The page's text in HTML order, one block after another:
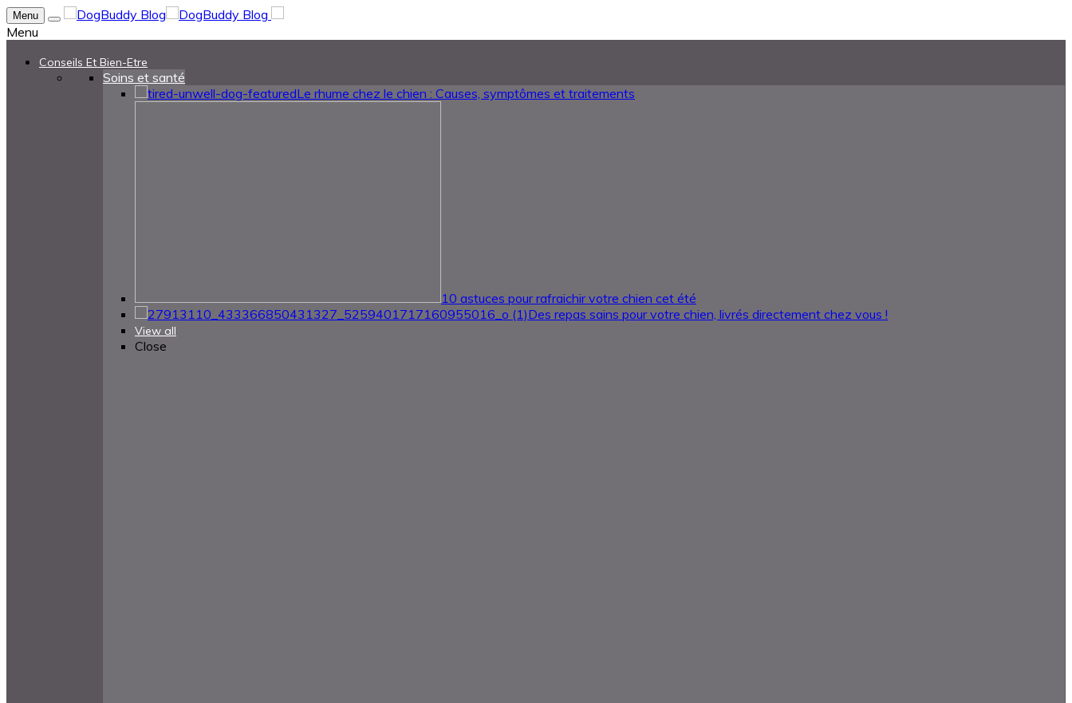
Menu
Menu
Conseils Et Bien-Etre
Soins et santé
Le rhume chez le chien : Causes, symptômes et traitements
10 astuces pour rafraichir votre chien cet été
Des repas sains pour votre chien, livrés directement chez vous !
View all
Close